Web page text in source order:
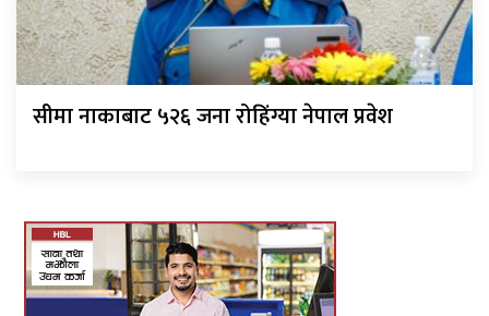
सीमा नाकाबाट ५२६ जना रोहिंग्या नेपाल प्रवेश